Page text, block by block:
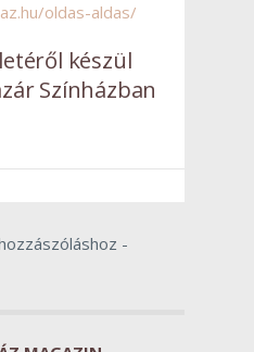
oldas-aldas/
készül
Színházban
-